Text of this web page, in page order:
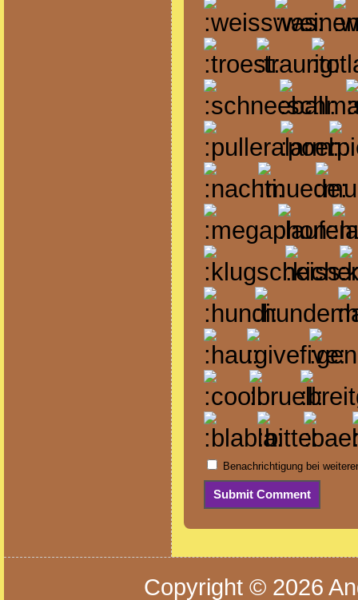
Benachrichtigung bei
Copyright © 2026